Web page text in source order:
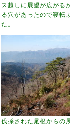
ス越しに展望が広がる
る穴があったので寝転
た。
伐採された尾根からの